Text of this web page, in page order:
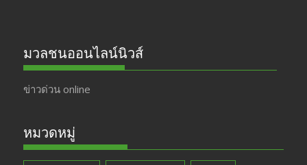
มวลชนออนไลน์นิวส์
ข่าวด่วน online
หมวดหมู่